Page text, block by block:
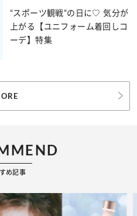
“スポーツ観戦”の日に♡ 気分が
上がる【ユニフォーム着回しコ
ーデ】特集
め記事